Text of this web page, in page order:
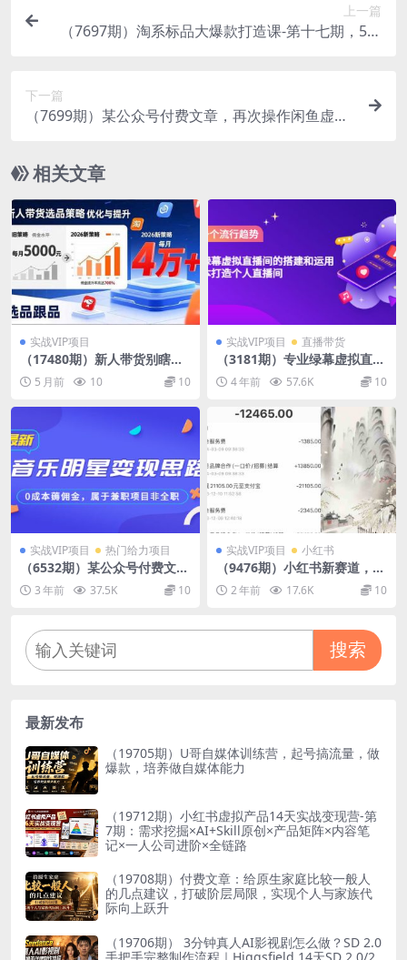
上一篇
（7697期）淘系标品大爆款打造课-第十七期，5天
下一篇
（7699期）某公众号付费文章，再次操作闲鱼虚拟
相关文章
实战VIP项目
（17480期）新人带货别瞎选
品！这套2026全新选品跟品策
略，让我的佣金从0做到每月4
万+
5 月前 10 10
实战VIP项目 直播带货
（3181期）专业绿幕虚拟直播
间的搭建和运用，低成本打造
个人直播间（详细视频实操）
4 年前 57.6K 10
实战VIP项目 热门给力项目
（6532期）某公众号付费文章
《音乐明星变现思路，0成本
薅佣金，属于兼职项目非全
3 年前 37.5K 10
实战VIP项目 小红书
（9476期）小红书新赛道，商
单接到手软，涨粉迅速，月入
1w+2 年前 17.6K 10
搜索
最新发布
（19705期）U哥自媒体训练营，起号搞流量，做
爆款，培养做自媒体能力
（19712期）小红书虚拟产品14天实战变现营-第
7期：需求挖掘×AI+Skill原创×产品矩阵×内容笔
记×一人公司进阶×全链路
（19708期）付费文章：给原生家庭比较一般人
的几点建议，打破阶层局限，实现个人与家族代
际向上跃升
（19706期） 3分钟真人AI影视剧怎么做？SD 2.0